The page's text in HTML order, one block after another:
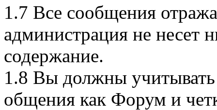
1.7 Все сообщения
администрация не несет
содержание.
1.8 Вы должны
общения как Форум и